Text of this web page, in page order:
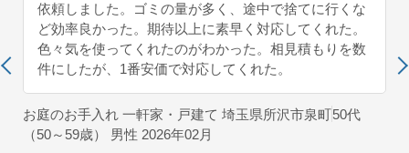
依頼しました。ゴミの量が多く、途中で捨てに行くな
ど効率良かった。期待以上に素早く対応してくれた。
色々気を使ってくれたのがわかった。相見積もりを数
件にしたが、1番安価で対応してくれた。
お庭のお手入れ 一軒家・戸建て 埼玉県所沢市泉町50代
（50～59歳） 男性 2026年02月